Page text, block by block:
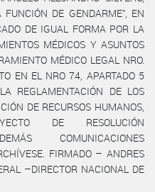
DE GENDARME”, EN
DE IGUAL FORMA POR LA
MÉDICOS Y ASUNTOS
MÉDICO LEGAL NRO.
EN EL NRO 74, APARTADO 5
REGLAMENTACIÓN DE LOS
DE RECURSOS HUMANOS,
DE RESOLUCIÓN
COMUNICACIONES
FIRMADO – ANDRES
–DIRECTOR NACIONAL DE